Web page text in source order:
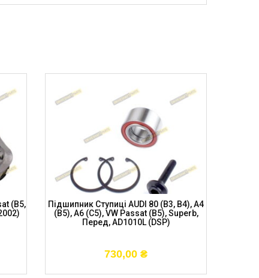
(B5,
Підшипник Ступиці AUDI 80 (B3, B4), A4
(B5), A6 (C5), VW Passat (B5), Superb,
Перед, AD1010L (DSP)
730,00 ₴